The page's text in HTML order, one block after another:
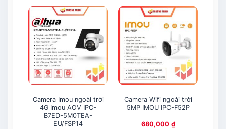
Camera Imou ngoài trời
4G Imou AOV IPC-
B7ED-5M0TEA-
EU/FSP14
Camera Wifi ngoài trời
5MP IMOU IPC-F52P
680,000 ₫